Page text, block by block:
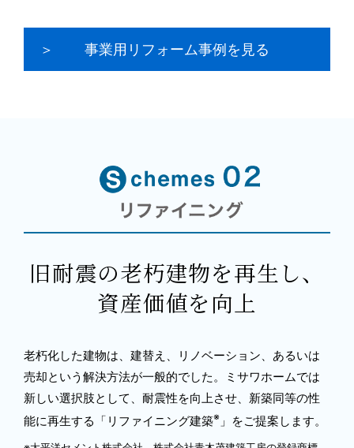
事業用リフォーム事例を見る
旧耐震の老朽建物を再生し、
資産価値を向上
老朽化した建物は、建替え、リノベーション、あるいは
売却という解決方法が一般的でした。ミサワホームでは
新しい選択肢として、耐震性を向上させ、新築同等の性
能に再生する「リファイニング建築※」をご提案します。